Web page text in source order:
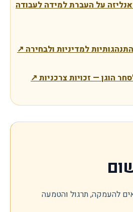
↗
הוגן — זכויות צרכניות↗
להעמקה, תרגול והטמעה